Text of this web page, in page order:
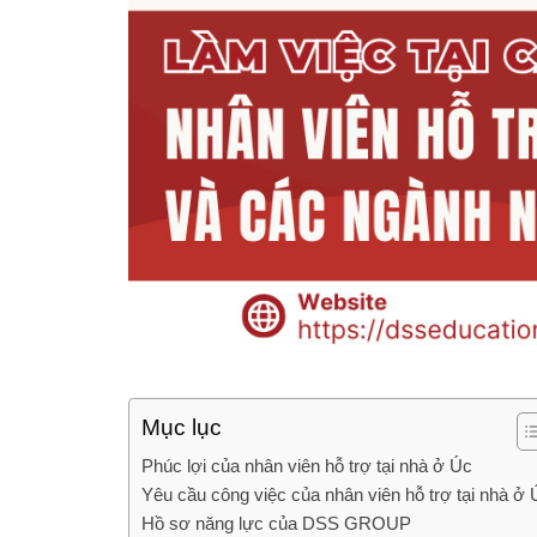
Mục lục
Phúc lợi của nhân viên hỗ trợ tại nhà ở Úc
Yêu cầu công việc của nhân viên hỗ trợ tại nhà ở
Hồ sơ năng lực của DSS GROUP